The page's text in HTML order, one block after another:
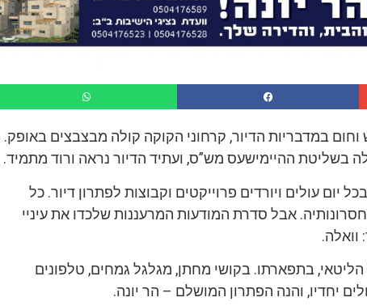
במדבריות הדיור, קרחוני הקוקה קולה מבצבצים באופק.
בשליטת ההיימישעס מש”ס, ועתיד הדיור נראה ורוד מתמיד.
יום עולים ויורדים פרוייקטים וקבוצות לפתרון דיור. כל
אבל סדרת המודעות המרעננות שלכדו את עיניי
וואלה.
בתפארתו. בקושי מחתן, מגלגל גמחים, טלפונים
יחדיו, והנה הפתרון המושלם – הר יונה.